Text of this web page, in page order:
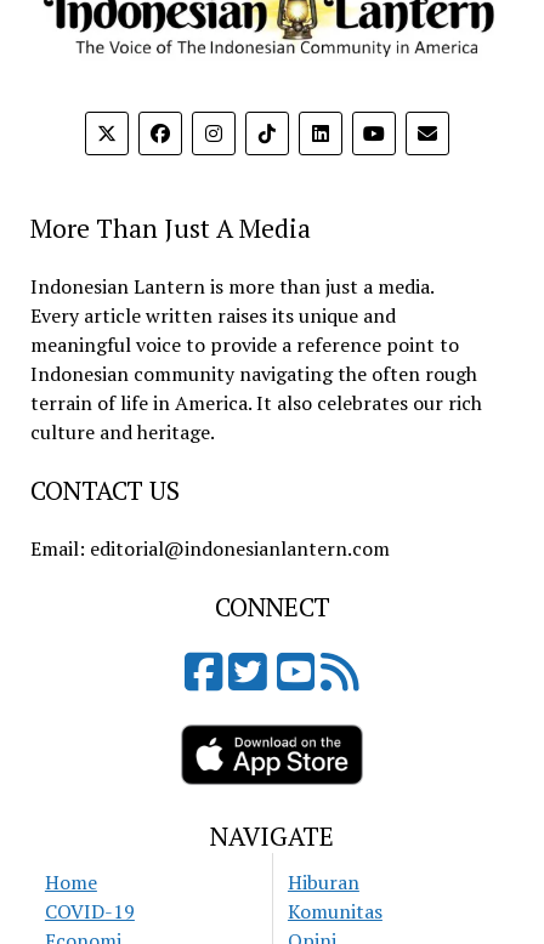
More Than Just A Media
Indonesian Lantern is more than just a media.
Every article written raises its unique and
meaningful voice to provide a reference point to
Indonesian community navigating the often rough
terrain of life in America. It also celebrates our rich
culture and heritage.
CONTACT US
Email: editorial@indonesianlantern.com
CONNECT
NAVIGATE
Home
COVID-19
Hiburan
Komunitas